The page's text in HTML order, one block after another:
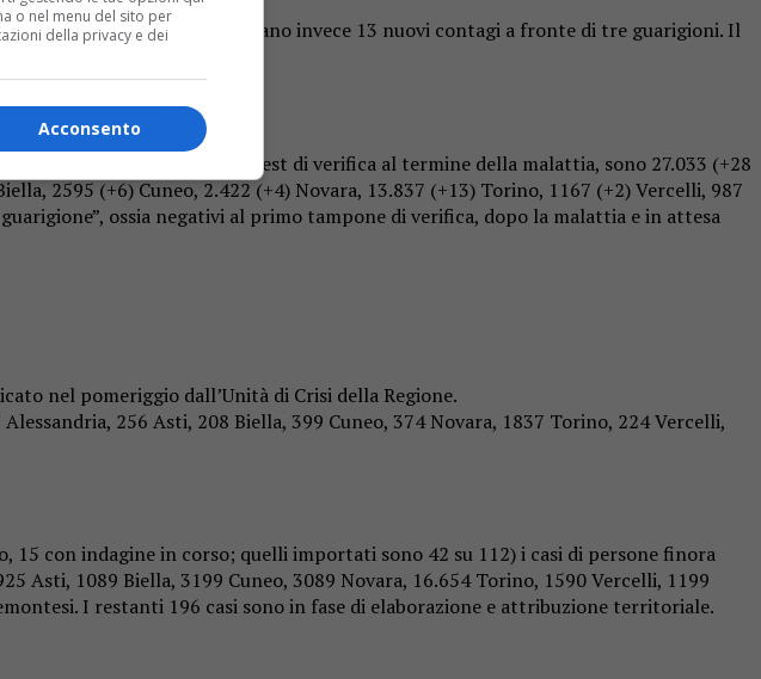
provincia di Novara si contano invece 13 nuovi contagi a fronte di tre guarigioni. Il
risultati negativi ai due test di verifica al termine della malattia, sono 27.033 (+28
2595 (+6) Cuneo, 2.422 (+4) Novara, 13.837 (+13) Torino, 1167 (+2) Vercelli, 987
ossia negativi al primo tampone di verifica, dopo la malattia e in attesa
nel pomeriggio dall’Unità di Crisi della Regione.
256 Asti, 208 Biella, 399 Cuneo, 374 Novara, 1837 Torino, 224 Vercelli,
con indagine in corso; quelli importati sono 42 su 112) i casi di persone finora
Asti, 1089 Biella, 3199 Cuneo, 3089 Novara, 16.654 Torino, 1590 Vercelli, 1199
I restanti 196 casi sono in fase di elaborazione e attribuzione territoriale.
o nel menu del sito per
della privacy e dei
Acconsento